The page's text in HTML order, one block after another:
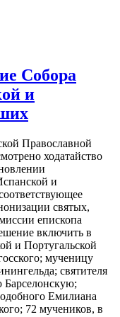
Собора
и
Православной
ходатайство
и
святых,
епископа
включить в
и Португальской
мученицу
святителя
Емилиана
72 мучеников, в